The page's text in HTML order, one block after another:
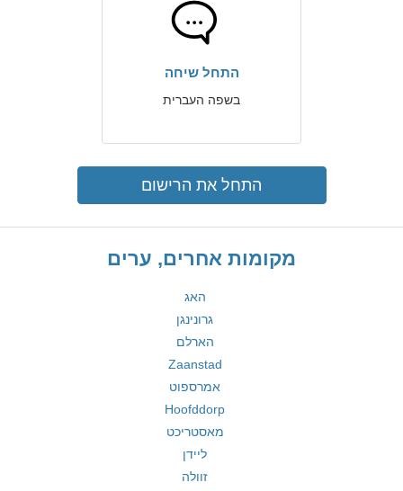
התחל שיחה
בשפה העברית
התחל את הרישום
מקומות אחרים, ערים
האג
גרונינגן
הארלם
Zaanstad
אמרספוט
Hoofddorp
מאסטריכט
ליידן
זוולה